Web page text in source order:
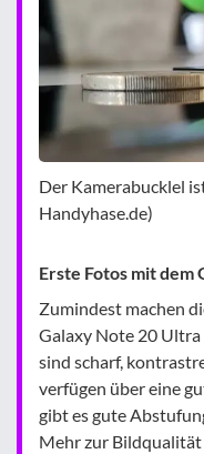
Der Kamerabucklel
Handyhase.de)
Erste Fotos mit dem
Zumindest machen
Galaxy Note 20 Ultra
sind scharf,
verfügen über eine
gibt es gute
Mehr zur Bildqualität